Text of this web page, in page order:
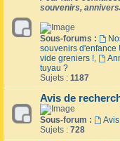
souvenirs,
Sous-forums :
souvenirs d'enfance
vide greniers !,
tuyau ?
Sujets : 1187
Avis de
Sous-forum :
Sujets : 728